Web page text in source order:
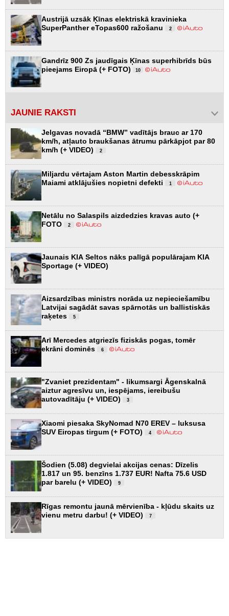
Austrijā uzsāk Ķīnas elektriskā kravinieka
SuperPanther eTopas600 ražošanu
2
Gandrīz 900 Zs jaudīgais Ķīnas superhibrīds būs
pieejams Eiropā (+ FOTO)
10
JAUNIE RAKSTI
Jelgavas novadā “BMW” vadītājs brauc ar 170
km/h, atļauto braukšanas ātrumu pārkāpjot par 80
km/h (+ VIDEO)
2
Miljardu vērtajam Aston Martin debesskrāpim
Maiami atklājušies nopietni defekti
1
Netālu no Salaspils aizdedzies kravas auto (+
FOTO
2
Jaunais KIA Seltos nāks palīgā populārajam KIA
Sportage (+ VIDEO)
Aizsardzības ministrs norāda uz nepieciešamību
Latvijai sagādāt savas spārnotās un ballistiskās
raķetes
5
Arī Mercedes atgriezīs fiziskās pogas, tomēr
ekrāni dominēs
6
"Zvaniet prezidentam" - likumsargi Āgenskalnā
aiztur agresīvu un, iespējams, iereibušu
autovadītāju (+ VIDEO)
3
Xiaomi piesaka SkyNomad N70 EREV – luksusa
SUV Eiropas tirgum (+ FOTO)
4
Šodien (5.08) degvielai akcijas cenas: Dīzelis
1.817 un 95. benzīns 1.737 EUR! Nafta 75.6 USD
par barelu (+ VIDEO)
9
Rīgas remontu jaunā mērvienība - kļūdu skaits uz
vienu metru darbu! (+ VIDEO)
7